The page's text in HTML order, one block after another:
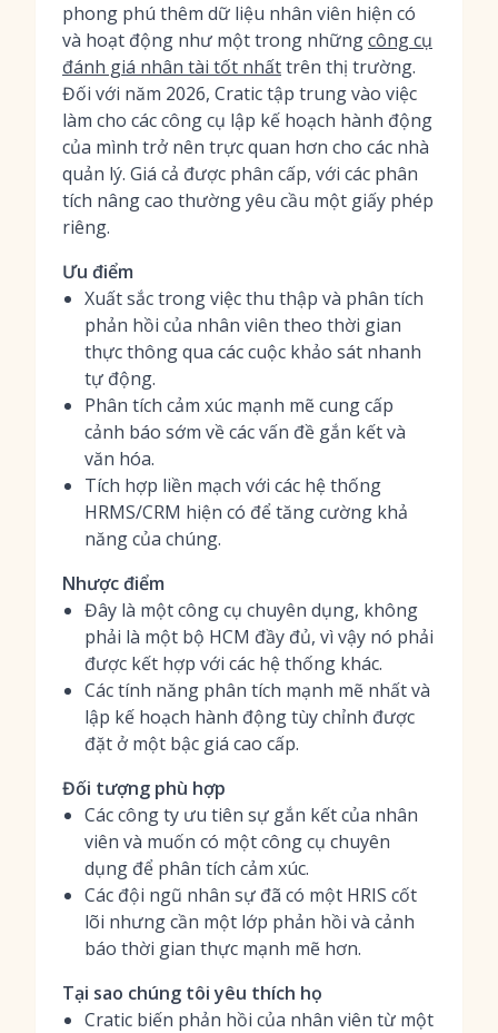
phong phú thêm dữ liệu nhân viên hiện có
và hoạt động như một trong nhữngcông cụ
đánh giá nhân tài tốt nhấttrên thị trường.
Đối với năm 2026, Cratic tập trung vào việc
làm cho các công cụ lập kế hoạch hành động
của mình trở nên trực quan hơn cho các nhà
quản lý. Giá cả được phân cấp, với các phân
tích nâng cao thường yêu cầu một giấy phép
riêng.
Ưu điểm
Xuất sắc trong việc thu thập và phân tích
phản hồi của nhân viên theo thời gian
thực thông qua các cuộc khảo sát nhanh
tự động.
Phân tích cảm xúc mạnh mẽ cung cấp
cảnh báo sớm về các vấn đề gắn kết và
văn hóa.
Tích hợp liền mạch với các hệ thống
HRMS/CRM hiện có để tăng cường khả
năng của chúng.
Nhược điểm
Đây là một công cụ chuyên dụng, không
phải là một bộ HCM đầy đủ, vì vậy nó phải
được kết hợp với các hệ thống khác.
Các tính năng phân tích mạnh mẽ nhất và
lập kế hoạch hành động tùy chỉnh được
đặt ở một bậc giá cao cấp.
Đối tượng phù hợp
Các công ty ưu tiên sự gắn kết của nhân
viên và muốn có một công cụ chuyên
dụng để phân tích cảm xúc.
Các đội ngũ nhân sự đã có một HRIS cốt
lõi nhưng cần một lớp phản hồi và cảnh
báo thời gian thực mạnh mẽ hơn.
Tại sao chúng tôi yêu thích họ
Cratic biến phản hồi của nhân viên từ một